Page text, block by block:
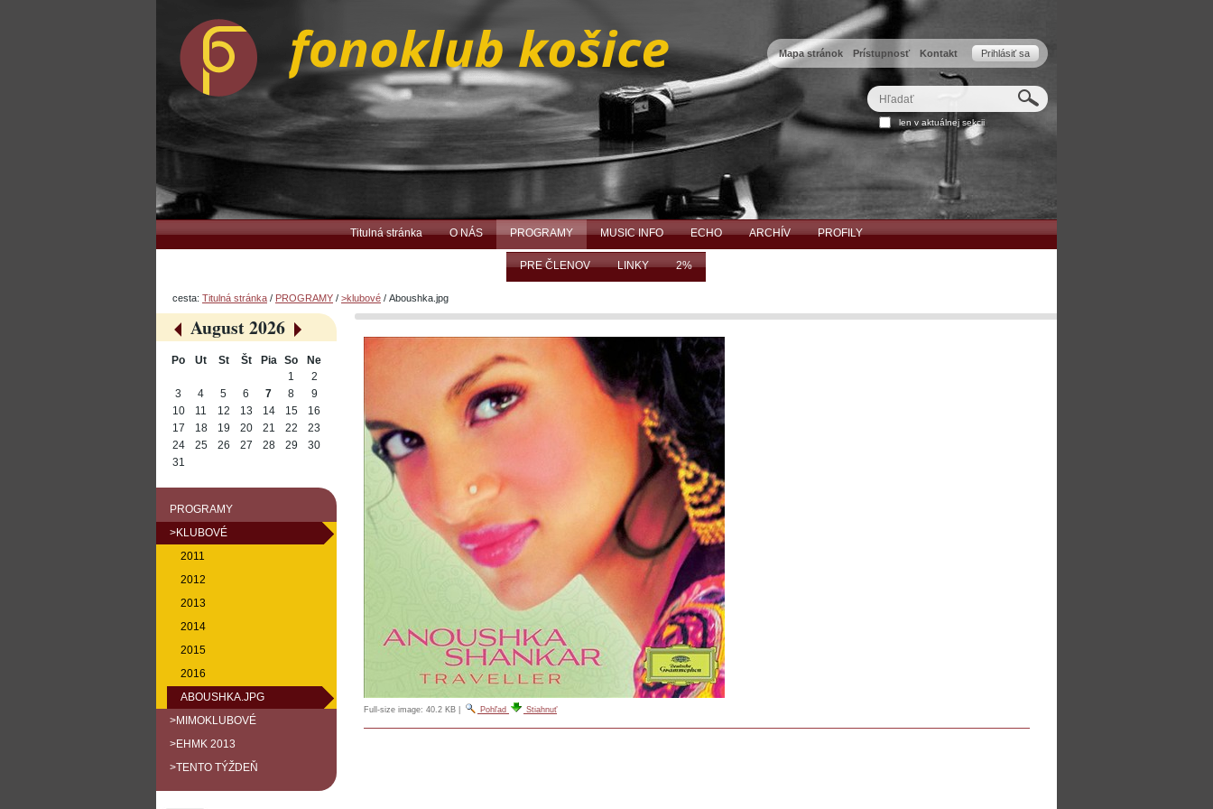
obsah.
navigáciu
Prihlásiť sa
Mapa stránok Prístupnosť Kontakt
Hľadať
len v aktuálnej sekcii
Rozšírené
vyhľadávanie...
Titulná stránka O NÁS PROGRAMY MUSIC INFO ECHO ARCHÍV PROFILY
PRE ČLENOV LINKY 2%
cesta: Titulná stránka / PROGRAMY / >klubové / Aboushka.jpg
Full-size image: 40.2 KB Pohľad Stiahnuť
«
August 2026
»
Po Ut St Št Pia So
Ne
1
2
3
4 5 6 7 8
9
10
11 12 13 14 15
16
17
18 19 20 21 22
23
24
25 26 27 28 29
30
31
PROGRAMY
>KLUBOVÉ
2011
2012
2013
2014
2015
2016
ABOUSHKA.JPG
>MIMOKLUBOVÉ
>EHMK 2013
>TENTO TÝŽDEŇ